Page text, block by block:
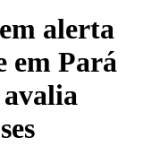
alerta
em Pará